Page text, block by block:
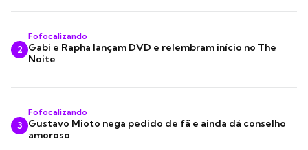
2
Fofocalizando
Gabi e Rapha lançam DVD e relembram início no The
Noite
3
Fofocalizando
Gustavo Mioto nega pedido de fã e ainda dá conselho
amoroso